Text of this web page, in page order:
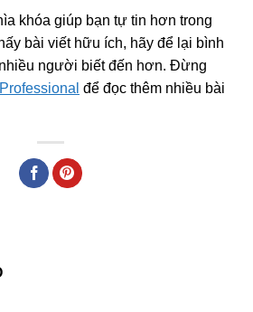
khóa giúp bạn tự tin hơn trong
bài viết hữu ích, hãy để lại bình
người biết đến hơn. Đừng
để đọc thêm nhiều bài